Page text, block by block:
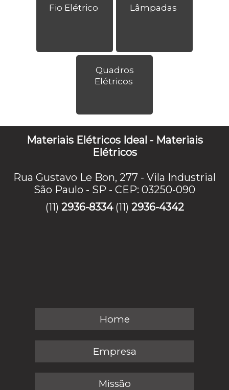
Fio Elétrico Lâmpadas
Quadros
Elétricos
Materiais Elétricos Ideal - Materiais
Elétricos
Rua Gustavo Le Bon, 277 - Vila Industrial
São Paulo - SP - CEP: 03250-090
(11) 2936-8334 (11) 2936-4342
Home
Empresa
Missão